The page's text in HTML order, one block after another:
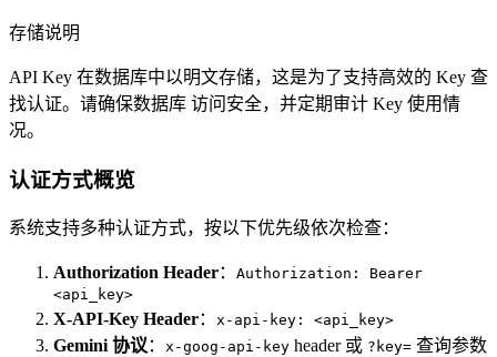
存储说明
API Key 在数据库中以明文存储，这是为了支持高效的 Key 查
找认证。请确保数据库 访问安全，并定期审计 Key 使用情
况。
认证方式概览
系统支持多种认证方式，按以下优先级依次检查：
Authorization Header： Authorization: Bearer
<api_key>
X-API-Key Header： x-api-key: <api_key>
Gemini 协议 ： x-goog-api-key header 或 ?key= 查询参数